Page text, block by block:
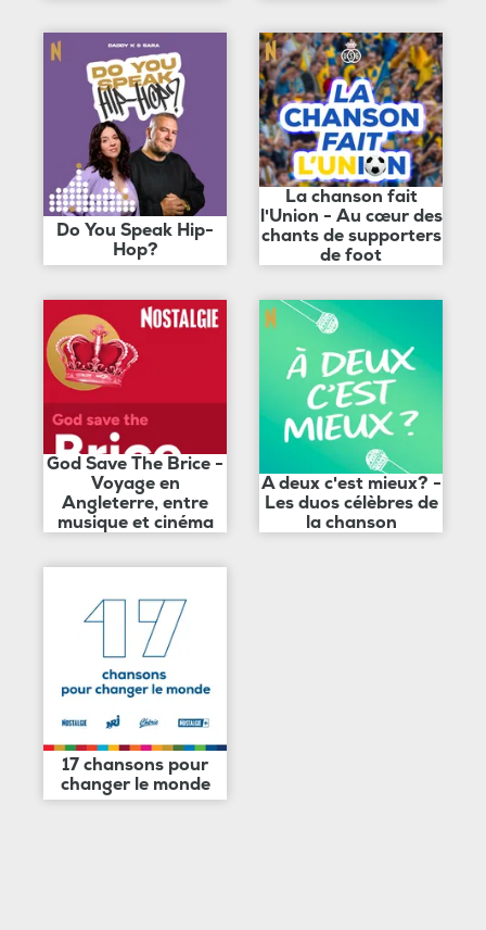
Do You Speak Hip-
Hop?
La chanson fait
l'Union - Au cœur des
chants de supporters
de foot
God Save The Brice -
Voyage en
Angleterre, entre
musique et cinéma
A deux c'est mieux? -
Les duos célèbres de
la chanson
17 chansons pour
changer le monde